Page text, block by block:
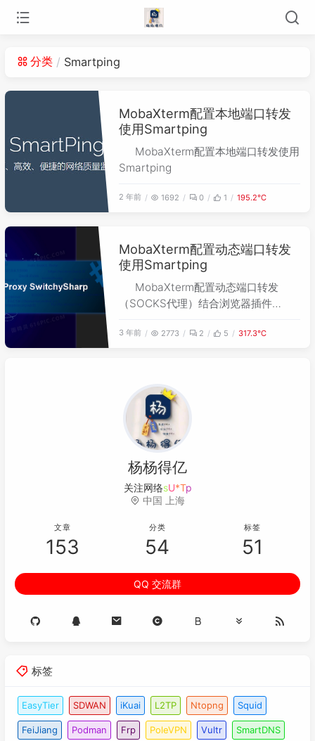
分类 Smartping
MobaXterm配置本地端口转发
使用Smartping
MobaXterm配置本地端口转发使用
Smartping
2 年前 1692 0 1 195.2℃
MobaXterm配置动态端口转发
使用Smartping
MobaXterm配置动态端口转发
（SOCKS代理）结合浏览器插件
路质量。
3 年前 2773 2 5 317.3℃
杨杨得亿
关注网络安g)i0|
中国 上海
文章
153
分类
54
标签
51
QQ 交流群
标签
EasyTier SDWAN iKuai L2TP Ntopng Squid
FeiJiang Podman Frp PoleVPN Vultr SmartDNS